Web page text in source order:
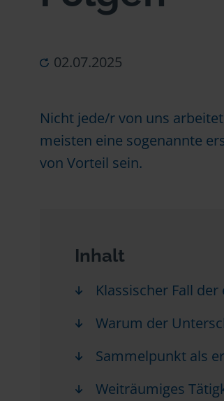
02.07.2025
Nicht jede/r von uns
meisten eine sogenannte
von Vorteil sein.
Inhalt
Klassischer Fall
Warum der
Sammelpunkt als
Weiträumiges